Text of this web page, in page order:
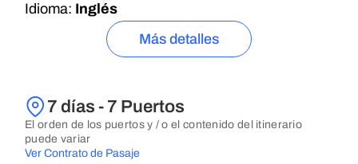
Idioma: Inglés
Más detalles
7 días - 7 Puertos
El orden de los puertos y / o el contenido del itinerario
puede variar
Ver Contrato de Pasaje